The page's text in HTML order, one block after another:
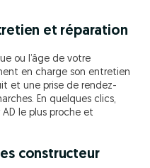
et réparation
ou l’âge de votre
en charge son entretien
et une prise de rendez-
En quelques clics,
AD le plus proche et
constructeur